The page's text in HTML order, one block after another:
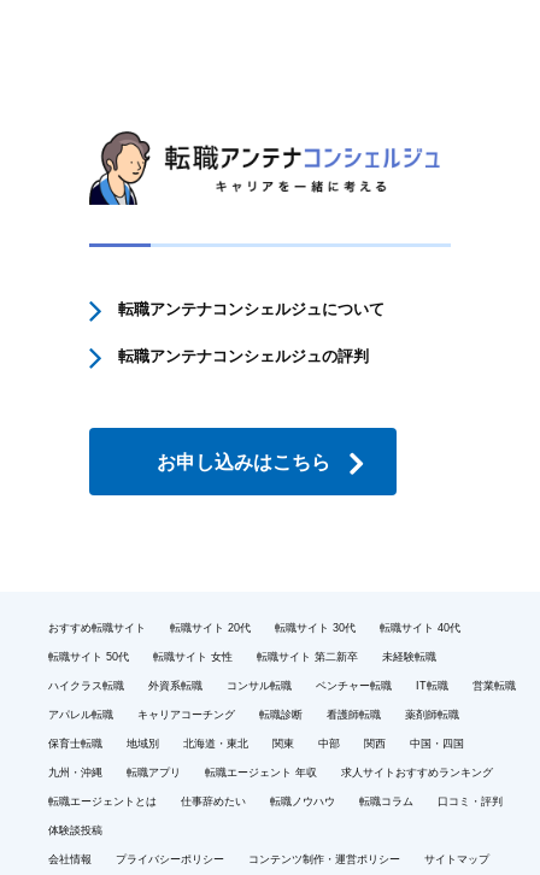
転職アンテナコンシェルジュについて
転職アンテナコンシェルジュの評判
お申し込みはこちら
おすすめ転職サイト 転職サイト 20代 転職サイト 30代 転職サイト 40代
転職サイト 50代 転職サイト 女性 転職サイト 第二新卒 未経験転職
ハイクラス転職 外資系転職 コンサル転職 ベンチャー転職 IT転職 営業転職
アパレル転職 キャリアコーチング 転職診断 看護師転職 薬剤師転職
保育士転職 地域別 北海道・東北 関東 中部 関西 中国・四国
九州・沖縄 転職アプリ 転職エージェント 年収 求人サイトおすすめランキング
転職エージェントとは 仕事辞めたい 転職ノウハウ 転職コラム 口コミ・評判
体験談投稿
会社情報 プライバシーポリシー コンテンツ制作・運営ポリシー サイトマップ